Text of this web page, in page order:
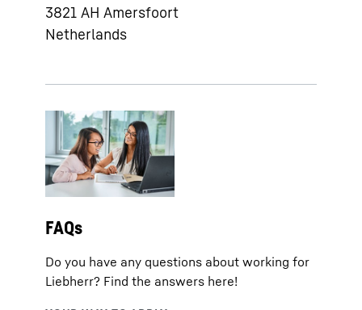
3821 AH Amersfoort
Netherlands
FAQs
Do you have any questions about working for
Liebherr? Find the answers here!